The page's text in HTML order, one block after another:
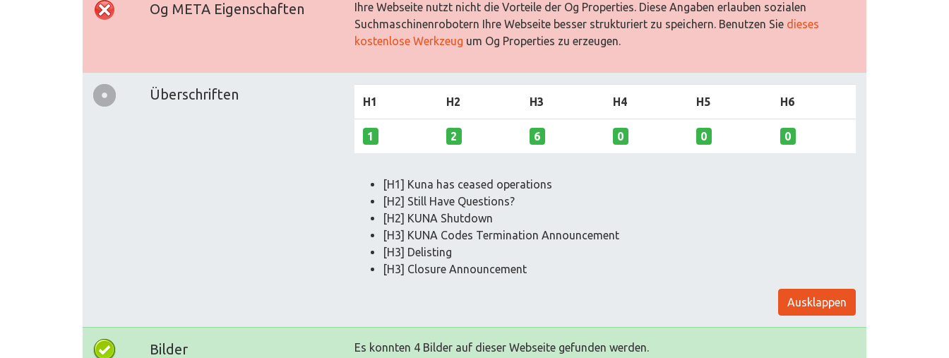
Og META Eigenschaften
Ihre Webseite nutzt nicht die Vorteile der Og Properties. Diese Angaben erlauben sozialen
Suchmaschinenrobotern Ihre Webseite besser strukturiert zu speichern. Benutzen Sie dieses
kostenlose Werkzeug um Og Properties zu erzeugen.
Überschriften H1 H2 H3 H4 H5 H6
1 2 6 0 0 0
[H1] Kuna has ceased operations
[H2] Still Have Questions?
[H2] KUNA Shutdown
[H3] KUNA Codes Termination Announcement
[H3] Delisting
[H3] Closure Announcement
Ausklappen
Bilder Es konnten 4 Bilder auf dieser Webseite gefunden werden.